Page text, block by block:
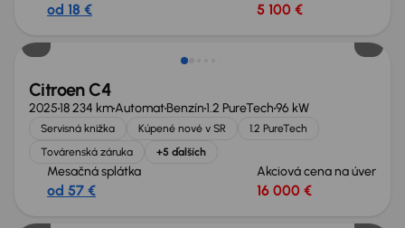
od 18 € 5 100 €
Ušetríte 7 000 €
Citroen C4
202518 234 kmAutomatBenzín1.2 PureTech96 kW
Servisná knižka Kúpené nové v SR
1.2 PureTech
Továrenská záruka
+5 ďalších
Mesačná splátka
od 57 €
Akciová cena na úver
16 000 €
Zlacnené o 1 000 €